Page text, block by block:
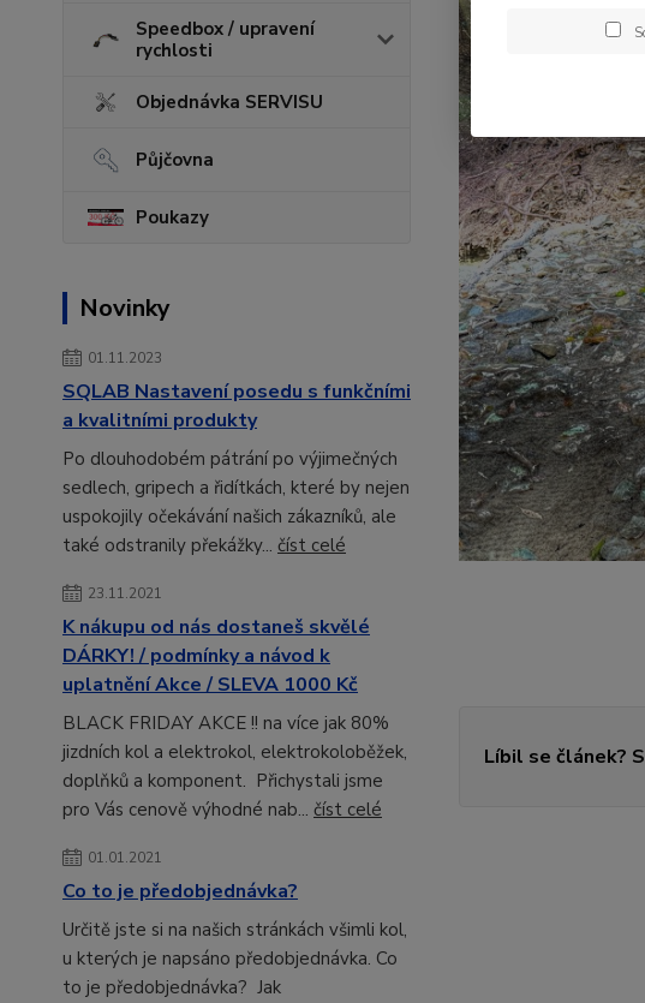
Speedbox / upravení
rychlosti
Objednávka SERVISU
Půjčovna
Poukazy
Novinky
01.11.2023
SQLAB Nastavení posedu s funkčními
a kvalitními produkty
Po dlouhodobém pátrání po výjimečných
sedlech, gripech a řidítkách, které by nejen
uspokojily očekávání našich zákazníků, ale
také odstranily překážky... číst celé
23.11.2021
K nákupu od nás dostaneš skvělé
DÁRKY! / podmínky a návod k
uplatnění Akce / SLEVA 1000 Kč
BLACK FRIDAY AKCE !! na více jak 80%
jizdních kol a elektrokol, elektrokoloběžek,
doplňků a komponent. Přichystali jsme
pro Vás cenově výhodné nab... číst celé
01.01.2021
Co to je předobjednávka?
Určitě jste si na našich stránkách všimli kol,
u kterých je napsáno předobjednávka. Co
to je předobjednávka? Jak
Líbil se článek?